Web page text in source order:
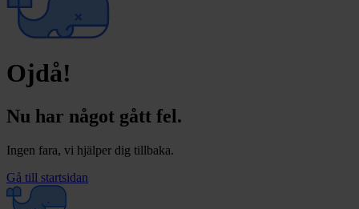
Ojdå!
Nu har något gått fel.
Ingen fara, vi hjälper dig tillbaka.
Gå till startsidan